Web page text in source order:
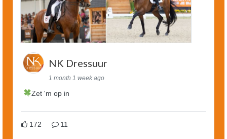
NK Dressuur
1 month 1 week ago
Zet 'm op in
172 11